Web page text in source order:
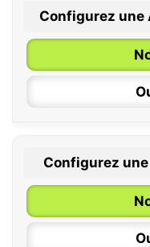
Configurez une
Configurez